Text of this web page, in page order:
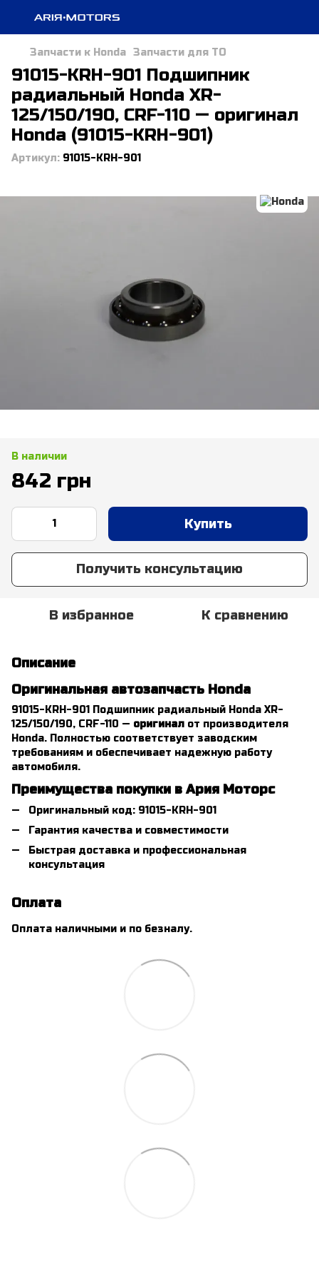
Запчасти к Honda Запчасти для ТО
91015-KRH-901 Подшипник
радиальный Honda XR-
125/150/190, CRF-110 — оригинал
Honda (91015-KRH-901)
Артикул: 91015-KRH-901
В наличии
842 грн
Купить
Получить консультацию
В избранное К сравнению
Описание
Оригинальная автозапчасть Honda
91015-KRH-901 Подшипник радиальный Honda XR-
125/150/190, CRF-110 — оригинал от производителя
Honda. Полностью соответствует заводским
требованиям и обеспечивает надежную работу
автомобиля.
Преимущества покупки в Ария Моторс
Оригинальный код: 91015-KRH-901
Гарантия качества и совместимости
Быстрая доставка и профессиональная
консультация
Оплата
Оплата наличными и по безналу.